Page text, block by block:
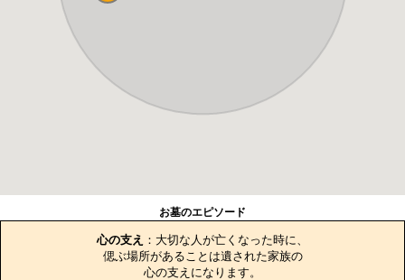
お墓のエピソード
心の支え ：大切な人が亡くなった時に、
偲ぶ場所があることは遺された家族の
心の支えになります。